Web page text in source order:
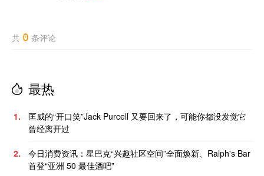
共 0 条评论
最热
1.
匡威的“开口笑”Jack Purcell 又要回来了，可能你都没发觉它
曾经离开过
2.
今日消费资讯：星巴克“兴趣社区空间”全面焕新、Ralph's Bar
首登“亚洲 50 最佳酒吧”